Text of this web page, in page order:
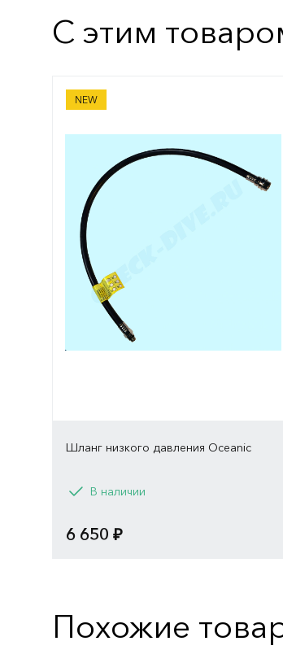
С этим
NEW
Шланг низкого давления Oceanic
Шланг низкого давления Oceanic
ВариантВ наличии
6 650 ₽
Похожие